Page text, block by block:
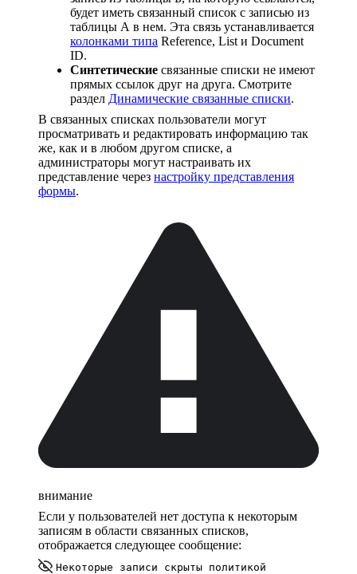
будет иметь связанный список с записью из
таблицы А в нем. Эта связь устанавливается
колонками типа Reference, List и Document
ID.
Синтетические связанные списки не имеют
прямых ссылок друг на друга. Смотрите
раздел Динамические связанные списки.
В связанных списках пользователи могут
просматривать и редактировать информацию так
же, как и в любом другом списке, а
администраторы могут настраивать их
представление через настройку представления
формы.
внимание
Если у пользователей нет доступа к некоторым
записям в области связанных списков,
отображается следующее сообщение:
Некоторые записи скрыты политикой